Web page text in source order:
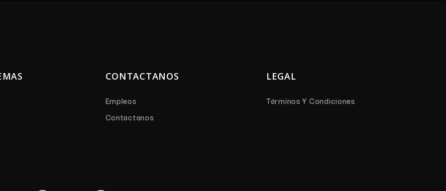
CONTACTANOS
Empleos
Contactanos
LEGAL
Términos Y Condiciones